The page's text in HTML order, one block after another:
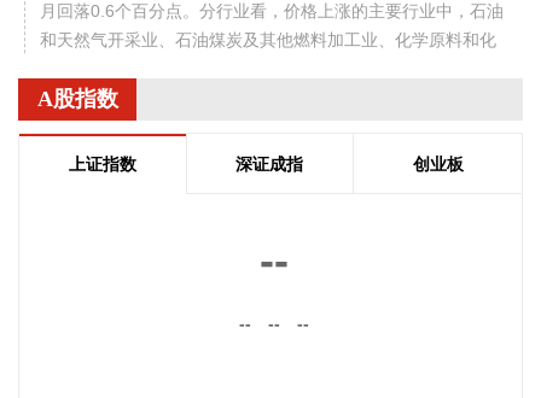
月回落0.6个百分点。分行业看，价格上涨的主要行业中，石油
和天然气开采业、石油煤炭及其他燃料加工业、化学原料和化
业、有色金属冶炼和压延加工业分别上涨22.6%和20.2%，黑
色金属冶炼和压延加工业上涨2.7%，涨幅比上月均回落，6个
行业合计影响PPI同比上涨约2.55个百分点；煤炭开采和洗选
的上拉影响较上月减少0.56个百分点。价格下拉影响最大的5
制品业、医药制造业、酒饮料和精制茶制造业，降幅在2.3%—
A股指数
上证指数 深证成指 创业板
--
-- -- --